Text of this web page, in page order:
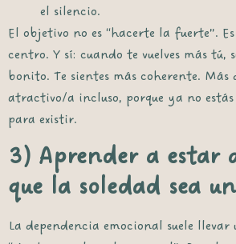
el silencio.
El objetivo no es “hacerte la fuerte”.
centro. Y sí: cuando te vuelves más tú,
bonito. Te sientes más coherente.
atractivo/a incluso, porque ya no
para existir.
3) Aprender a estar
que la soledad sea
La dependencia emocional suele